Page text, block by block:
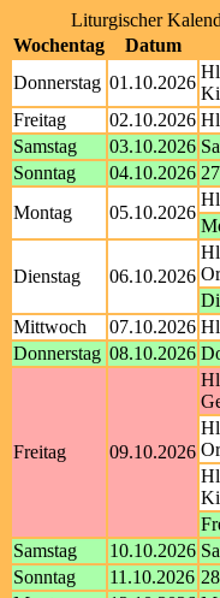
Liturgischer
Wochentag
Datum
Donnerstag 01.10.2026
Freitag
02.10.2026
Samstag
03.10.2026
Sonntag
04.10.2026
Montag
05.10.2026
Dienstag 06.10.2026
Mittwoch
07.10.2026
Donnerstag 08.10.2026
Freitag 09.10.2026
Samstag
10.10.2026
Sonntag
11.10.2026